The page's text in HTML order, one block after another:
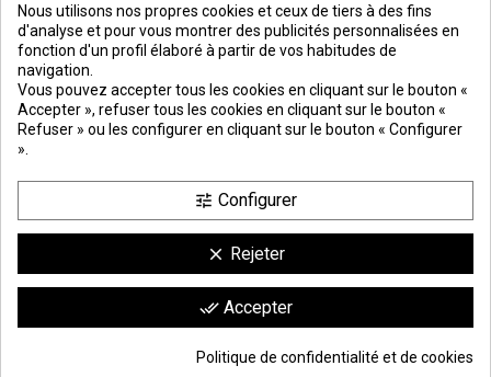
Ajouter au panier *45,97 €
PREMIOS
DE PAGO
SEGURO
clic aquí para mostrar el certificado
Nous utilisons nos propres cookies et ceux de tiers à des fins
d'analyse et pour vous montrer des publicités personnalisées en
fonction d'un profil élaboré à partir de vos habitudes de
navigation.
Vous pouvez accepter tous les cookies en cliquant sur le bouton «
Accepter », refuser tous les cookies en cliquant sur le bouton «
Refuser » ou les configurer en cliquant sur le bouton « Configurer
».
tune Configurer
clear Rejeter
done_all Accepter
Politique de confidentialité et de cookies
9.6